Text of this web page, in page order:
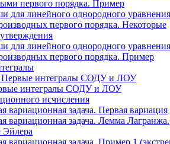
первого порядка. Пример
для линейного однородного
первого порядка. Некоторые
для линейного однородного
первого порядка. Пример
Первые интегралы СОДУ и ЛОУ
интегралы СОДУ и ЛОУ
исчисления
вариационная задача. Первая вариация
вариационная задача. Лемма Лагранжа.
Эйлера
вариационная задача. Пример 1